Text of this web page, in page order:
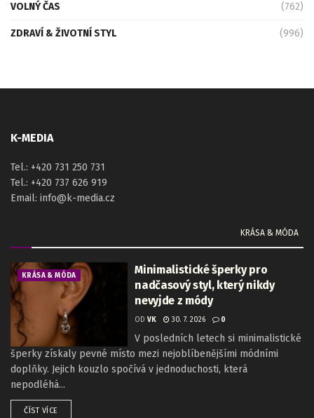
VOLNÝ ČAS (762)
ZDRAVÍ & ŽIVOTNÍ STYL (996)
K-MEDIA
Tel.: +420 731 250 731
Tel.: +420 737 626 919
Email: info@k-media.cz
KRÁSA & MÓDA
KRÁSA & MÓDA
Minimalistické šperky pro
nadčasový styl, který nikdy
nevyjde z módy
OD VK 30. 7. 2026 0
V posledních letech si minimalistické
šperky získaly pevné místo mezi nejoblíbenějšími módními
doplňky. Jejich kouzlo spočívá v jednoduchosti, která
nepodléhá...
ČÍST VÍCE